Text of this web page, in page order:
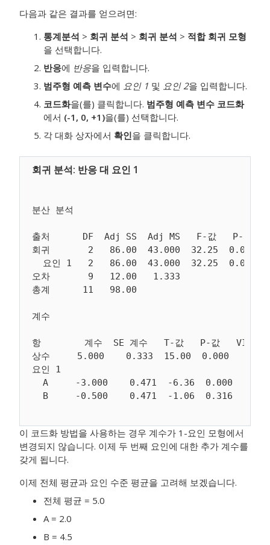
다음과 같은 결과를 얻으려면:
통계분석 > 회귀 분석 > 회귀 분석 > 적합 회귀 모형
을 선택합니다.
반응에 반응을 입력합니다.
범주형 예측 변수에 요인 1 및 요인 2을 입력합니다.
코드화을(를) 클릭합니다. 범주형 예측 변수 코드화
에서 (-1, 0, +1)을(를) 선택합니다.
각 대화 상자에서 확인을 클릭합니다.
분산 분석
출처      DF  Adj SS  Adj MS   F-값   P-값
회귀       2   86.00  43.000  32.25  0.000
  요인 1   2   86.00  43.000  32.25  0.000
오차       9   12.00   1.333
계수
항        계수  SE 계수   T-값   P-값   VIF
상수     5.000    0.333  15.00  0.000
요인 1
  A     -3.000    0.471  -6.36  0.000  1.33
이 코드화 방법을 사용하는 경우 계수가 1-요인 모형에서
변경되지 않습니다. 이제 두 번째 요인에 대한 추가 계수를
갖게 됩니다.
이제 전체 평균과 요인 수준 평균을 고려해 보겠습니다.
전체 평균 = 5.0
A = 2.0
B = 4.5